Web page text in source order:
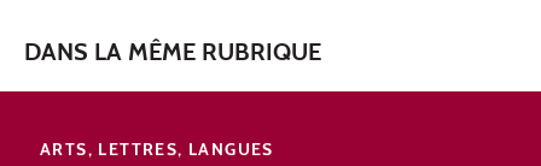
DANS LA MÊME RUBRIQUE
ARTS, LETTRES, LANGUES